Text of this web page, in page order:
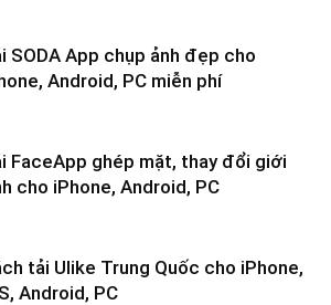
SODA App chụp ảnh đẹp cho
Android, PC miễn phí
FaceApp ghép mặt, thay đổi giới
cho iPhone, Android, PC
tải Ulike Trung Quốc cho iPhone,
Android, PC